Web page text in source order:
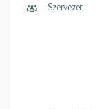
Szervezet